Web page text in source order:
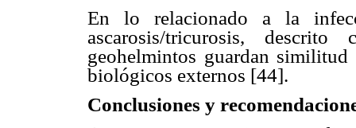
En lo relacionado a la
ascarosis/tricurosis,
geohelmintos guardan
biológicos externos [44].
Conclusiones y